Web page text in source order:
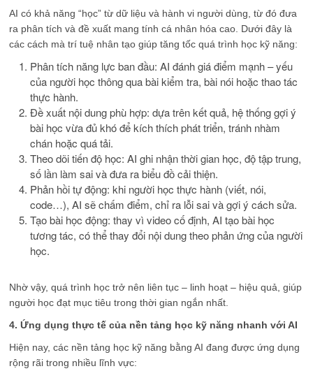
AI có khả năng “học” từ dữ liệu và hành vi người dùng, từ đó đưa
ra phân tích và đề xuất mang tính cá nhân hóa cao. Dưới đây là
các cách mà trí tuệ nhân tạo giúp tăng tốc quá trình học kỹ năng:
Phân tích năng lực ban đầu: AI đánh giá điểm mạnh – yếu
của người học thông qua bài kiểm tra, bài nói hoặc thao tác
thực hành.
Đề xuất nội dung phù hợp: dựa trên kết quả, hệ thống gợi ý
bài học vừa đủ khó để kích thích phát triển, tránh nhàm
chán hoặc quá tải.
Theo dõi tiến độ học: AI ghi nhận thời gian học, độ tập trung,
số lần làm sai và đưa ra biểu đồ cải thiện.
Phản hồi tự động: khi người học thực hành (viết, nói,
code…), AI sẽ chấm điểm, chỉ ra lỗi sai và gợi ý cách sửa.
Tạo bài học động: thay vì video cố định, AI tạo bài học
tương tác, có thể thay đổi nội dung theo phản ứng của người
học.
Nhờ vậy, quá trình học trở nên liên tục – linh hoạt – hiệu quả, giúp
người học đạt mục tiêu trong thời gian ngắn nhất.
4. Ứng dụng thực tế của nền tảng học kỹ năng nhanh với AI
Hiện nay, các nền tảng học kỹ năng bằng AI đang được ứng dụng
rộng rãi trong nhiều lĩnh vực: